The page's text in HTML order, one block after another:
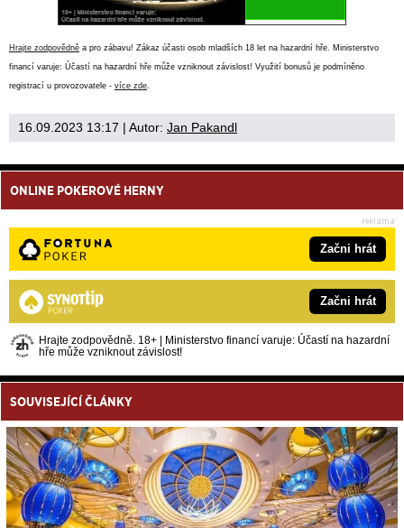
Hrajte zodpovědně a pro zábavu! Zákaz účasti osob mladších 18 let na hazardní hře. Ministerstvo
financí varuje: Účastí na hazardní hře může vzniknout závislost! Využití bonusů je podmíněno
registrací u provozovatele - více zde.
16.09.2023 13:17 | Autor: Jan Pakandl
ONLINE POKEROVÉ HERNY
Začni hrát
Začni hrát
Hrajte zodpovědně. 18+ | Ministerstvo financí varuje: Účastí na hazardní
hře může vzniknout závislost!
SOUVISEJÍCÍ ČLÁNKY